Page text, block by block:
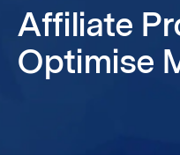
Affiliate
Optimise